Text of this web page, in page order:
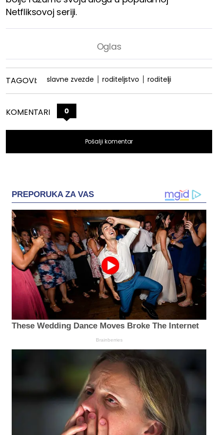
Netfliksovoj seriji.
TAGOVI: slavne zvezde roditeljstvo roditelji
KOMENTARI 0
Pošalji komentar
PREPORUKA ZA VAS
These Wedding Dance Moves Broke The Internet
Brainberries